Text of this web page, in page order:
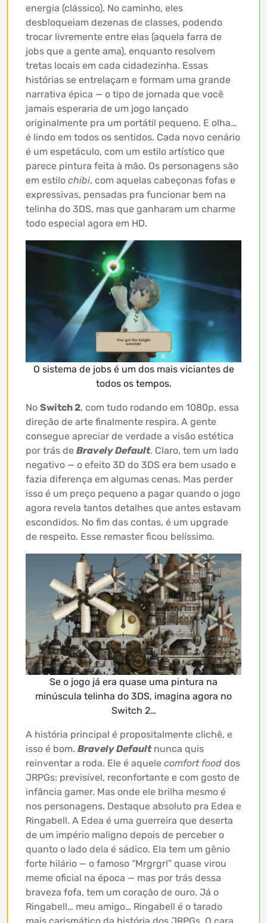
energia (clássico). No caminho, eles
desbloqueiam dezenas de classes, podendo
trocar livremente entre elas (aquela farra de
jobs que a gente ama), enquanto resolvem
tretas locais em cada cidadezinha. Essas
histórias se entrelaçam e formam uma grande
narrativa épica — o tipo de jornada que você
jamais esperaria de um jogo lançado
originalmente pra um portátil pequeno. E olha…
é lindo em todos os sentidos. Cada novo cenário
é um espetáculo, com um estilo artístico que
parece pintura feita à mão. Os personagens são
em estilo chibi, com aquelas cabeçonas fofas e
expressivas, pensadas pra funcionar bem na
telinha do 3DS, mas que ganharam um charme
todo especial agora em HD.
O sistema de jobs é um dos mais viciantes de
todos os tempos.
No Switch 2, com tudo rodando em 1080p, essa
direção de arte finalmente respira. A gente
consegue apreciar de verdade a visão estética
por trás de Bravely Default. Claro, tem um lado
negativo — o efeito 3D do 3DS era bem usado e
fazia diferença em algumas cenas. Mas perder
isso é um preço pequeno a pagar quando o jogo
agora revela tantos detalhes que antes estavam
escondidos. No fim das contas, é um upgrade
de respeito. Esse remaster ficou belíssimo.
Se o jogo já era quase uma pintura na
minúscula telinha do 3DS, imagina agora no
Switch 2…
A história principal é propositalmente clichê, e
isso é bom. Bravely Defaultnunca quis
reinventar a roda. Ele é aquele comfort food dos
JRPGs: previsível, reconfortante e com gosto de
infância gamer. Mas onde ele brilha mesmo é
nos personagens. Destaque absoluto pra Edea e
Ringabell. A Edea é uma guerreira que deserta
de um império maligno depois de perceber o
quanto o lado dela é sádico. Ela tem um gênio
forte hilário — o famoso “Mrgrgr!” quase virou
meme oficial na época — mas por trás dessa
braveza fofa, tem um coração de ouro. Já o
Ringabell… meu amigo… Ringabell é o tarado